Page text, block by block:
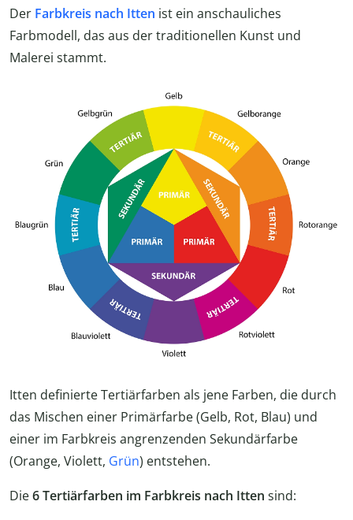
Der Farbkreis nach Itten ist ein anschauliches
Farbmodell, das aus der traditionellen Kunst und
Malerei stammt.
Itten definierte Tertiärfarben als jene Farben, die durch
das Mischen einer Primärfarbe (Gelb, Rot, Blau) und
einer im Farbkreis angrenzenden Sekundärfarbe
(Orange, Violett, Grün) entstehen.
Die6 Tertiärfarben im Farbkreis nach Itten sind: